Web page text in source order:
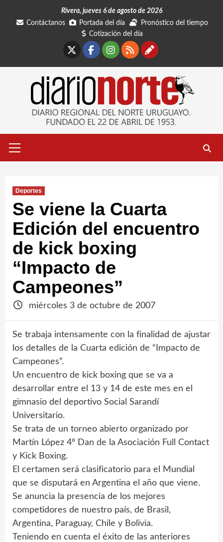
Rivera, jueves 6 de agosto de 2026
Contáctanos
Portada del día
Pronóstico del tiempo
Cotización del día
Facebook
Instagram
RSSContáctanos
primario
Deportes
Se viene la Cuarta
Edición del encuentro
de kick boxing
“Impacto de
Campeones”
miércoles 3 de octubre de 2007
Se trabaja intensamente con la finalidad de ajustar
los detalles de la Cuarta edición de “Impacto de
Campeones”.
Un encuentro de kick boxing que se va a
desarrollar entre el 13 y 14 de este mes en el
gimnasio del deportivo Social Sarandí
Universitario.
Se trata de un torneo abierto organizado por
Martín López 4º Dan de la Asociación Full Contact
y Kick Boxing.
El certamen será clasificatorio para el Mundial
que se disputará en Argentina el año que viene.
Se anuncia la presencia de los mejores
competidores de nuestro país, de Brasil,
Argentina, Paraguay, Chile y Bolivia.
Teniendo en cuenta el éxito de las anteriores